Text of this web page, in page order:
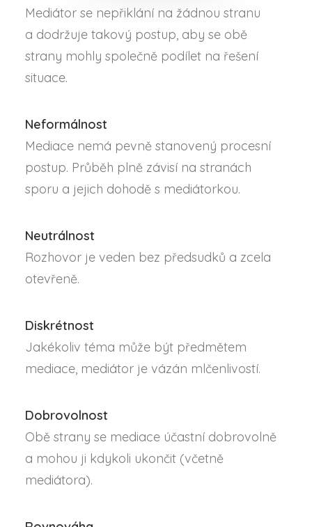
Mediátor se nepřiklání na žádnou stranu
a dodržuje takový postup, aby se obě
strany mohly společně podílet na řešení
situace.
Neformálnost
Mediace nemá pevně stanovený procesní
postup. Průběh plně závisí na stranách
sporu a jejich dohodě s mediátorkou.
Neutrálnost
Rozhovor je veden bez předsudků a zcela
otevřeně.
Diskrétnost
Jakékoliv téma může být předmětem
mediace, mediátor je vázán mlčenlivostí.
Dobrovolnost
Obě strany se mediace účastní dobrovolně
a mohou ji kdykoli ukončit (včetně
mediátora).